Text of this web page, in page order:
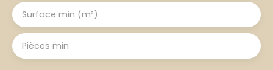
Surface min (m²)
Pièces min